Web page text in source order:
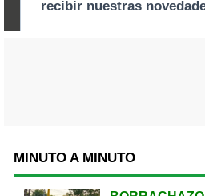
MINUTO A MINUTO